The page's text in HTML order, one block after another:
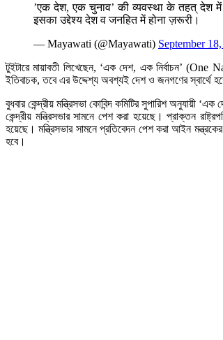
’एक देश, एक चुनाव’ की व्यवस्था के तहत् देश में
इसका उद्देश्य देश व जनहित में होना ज़रूरी।
— Mayawati (@Mayawati) September
টুইটারে মায়াবতী লিখেছেন, ‘এক দেশ, এক নির্বাচন’
ইতিবাচক, তবে এর উদ্দেশ্য অবশ্যই দেশ ও জনগণের স্বার্থে
বুধবার কেন্দ্রীয় মন্ত্রিসভা কোবিন্দ কমিটির সুপারিশ অনুযায়ী
কেন্দ্রীয় মন্ত্রিসভার সামনে পেশ করা হয়েছে। প্রাক্তন
হয়েছে। মন্ত্রিসভার সামনে প্রতিবেদন পেশ করা আইন
হবে।